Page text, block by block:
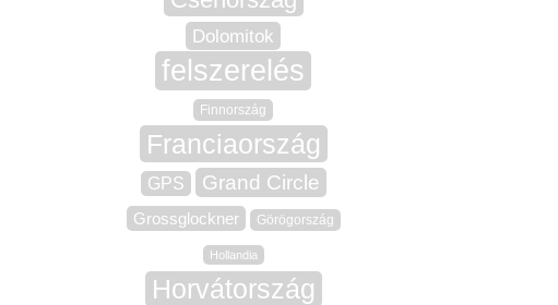
Dolomitok
felszerelés
Finnország
Franciaország
GPS Grand Circle
Grossglockner Görögország
Hollandia
Horvátország